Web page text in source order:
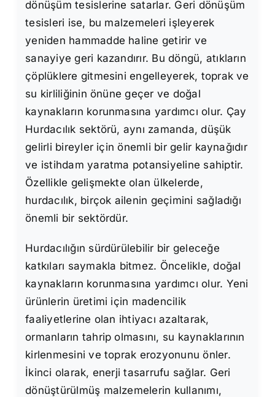
dönüşüm tesislerine satarlar. Geri dönüşüm
tesisleri ise, bu malzemeleri işleyerek
yeniden hammadde haline getirir ve
sanayiye geri kazandırır. Bu döngü, atıkların
çöplüklere gitmesini engelleyerek, toprak ve
su kirliliğinin önüne geçer ve doğal
kaynakların korunmasına yardımcı olur. Çay
Hurdacılık sektörü, aynı zamanda, düşük
gelirli bireyler için önemli bir gelir kaynağıdır
ve istihdam yaratma potansiyeline sahiptir.
Özellikle gelişmekte olan ülkelerde,
hurdacılık, birçok ailenin geçimini sağladığı
önemli bir sektördür.
Hurdacılığın sürdürülebilir bir geleceğe
katkıları saymakla bitmez. Öncelikle, doğal
kaynakların korunmasına yardımcı olur. Yeni
ürünlerin üretimi için madencilik
faaliyetlerine olan ihtiyacı azaltarak,
ormanların tahrip olmasını, su kaynaklarının
kirlenmesini ve toprak erozyonunu önler.
İkinci olarak, enerji tasarrufu sağlar. Geri
dönüştürülmüş malzemelerin kullanımı,